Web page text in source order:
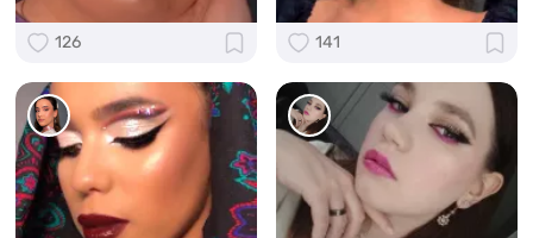
126 141